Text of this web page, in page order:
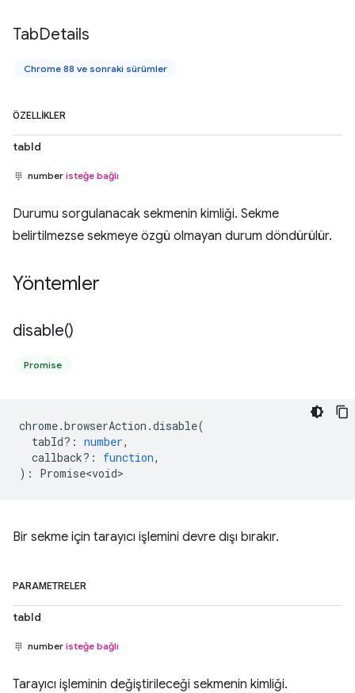
TabDetails
Chrome 88 ve sonraki sürümler
ÖZELLIKLER
tabId
number isteğe bağlı
Durumu sorgulanacak sekmenin kimliği. Sekme
belirtilmezse sekmeye özgü olmayan durum döndürülür.
Yöntemler
disable()
Promise
chrome.browserAction .disable(
tabId? : number,
callback? : function,
) : Promise<void>
Bir sekme için tarayıcı işlemini devre dışı bırakır.
PARAMETRELER
tabId
number isteğe bağlı
Tarayıcı işleminin değiştirileceği sekmenin kimliği.